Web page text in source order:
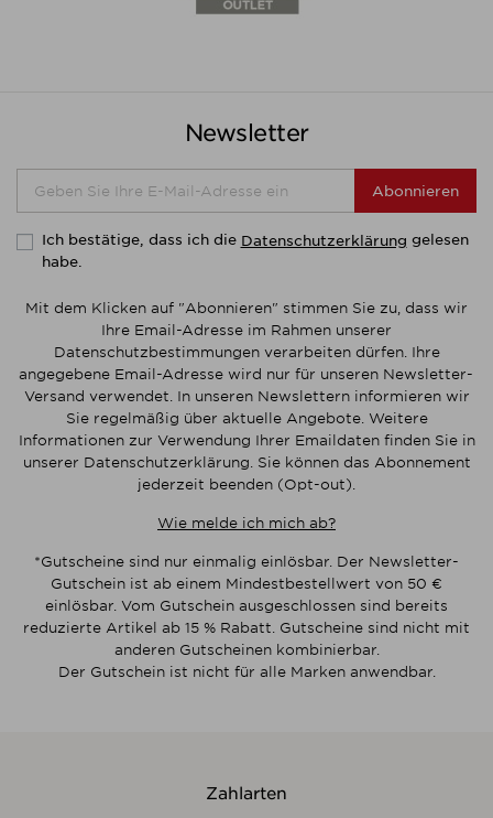
Newsletter
Abonnieren
Ich bestätige, dass ich die Datenschutzerklärung gelesen
habe.
Mit dem Klicken auf "Abonnieren" stimmen Sie zu, dass wir
Ihre Email-Adresse im Rahmen unserer
Datenschutzbestimmungen verarbeiten dürfen. Ihre
angegebene Email-Adresse wird nur für unseren Newsletter-
Versand verwendet. In unseren Newslettern informieren wir
Sie regelmäßig über aktuelle Angebote. Weitere
Informationen zur Verwendung Ihrer Emaildaten finden Sie in
unserer Datenschutzerklärung. Sie können das Abonnement
jederzeit beenden (Opt-out).
Wie melde ich mich ab?
*Gutscheine sind nur einmalig einlösbar. Der Newsletter-
Gutschein ist ab einem Mindestbestellwert von 50 €
einlösbar. Vom Gutschein ausgeschlossen sind bereits
reduzierte Artikel ab 15 % Rabatt. Gutscheine sind nicht mit
anderen Gutscheinen kombinierbar.
Der Gutschein ist nicht für alle Marken anwendbar.
Zahlarten